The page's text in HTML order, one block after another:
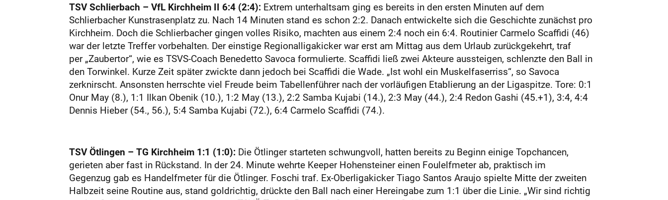
TSV Schlierbach – VfL Kirchheim II 6:4 (2:4):Extrem unterhaltsam ging es bereits in den ersten Minuten auf dem
Schlierbacher Kunstrasenplatz zu. Nach 14 Minuten stand es schon 2:2. Danach entwickelte sich die Geschichte zunächst pro
Kirchheim. Doch die Schlierbacher gingen volles Risiko, machten aus einem 2:4 noch ein 6:4. Routinier Carmelo Scaffidi (46)
war der letzte Treffer vorbehalten. Der einstige Regionalligakicker war erst am Mittag aus dem Urlaub zurückgekehrt, traf
per „Zaubertor“, wie es TSVS-Coach Benedetto Savoca formulierte. Scaffidi ließ zwei Akteure aussteigen, schlenzte den Ball in
den Torwinkel. Kurze Zeit später zwickte dann jedoch bei Scaffidi die Wade. „Ist wohl ein Muskelfaserriss“, so Savoca
zerknirscht. Ansonsten herrschte viel Freude beim Tabellenführer nach der vorläufigen Etablierung an der Ligaspitze. Tore: 0:1
Onur May (8.), 1:1 Ilkan Obenik (10.), 1:2 May (13.), 2:2 Samba Kujabi (14.), 2:3 May (44.), 2:4 Redon Gashi (45.+1), 3:4, 4:4
Dennis Hieber (54., 56.), 5:4 Samba Kujabi (72.), 6:4 Carmelo Scaffidi (74.).
TSV Ötlingen – TG Kirchheim 1:1 (1:0):Die Ötlinger starteten schwungvoll, hatten bereits zu Beginn einige Topchancen,
gerieten aber fast in Rückstand. In der 24. Minute wehrte Keeper Hohensteiner einen Foulelfmeter ab, praktisch im
Gegenzug gab es Handelfmeter für die Ötlinger. Foschi traf. Ex-Oberligakicker Tiago Santos Araujo spielte Mitte der zweiten
Halbzeit seine Routine aus, stand goldrichtig, drückte den Ball nach einer Hereingabe zum 1:1 über die Linie. „Wir sind richtig